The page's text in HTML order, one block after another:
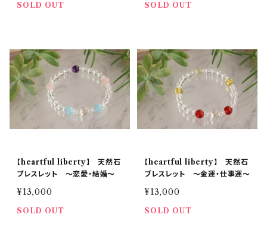
SOLD OUT SOLD OUT
【heartful liberty】 天然石
ブレスレット 〜恋愛・結婚〜
¥13,000
SOLD OUT
【heartful liberty】 天然石
ブレスレット 〜金運・仕事運〜
¥13,000
SOLD OUT